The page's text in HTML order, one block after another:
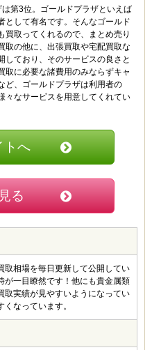
もあったからまとめ売りで買取額
よ。話しやすい店員さんだった
5
ジュエリーを売ってほしいと頼ま
選んだのが当店です。はじめは
軽に利用したんですが、予想以上
したね。母も喜んでいたので満足
りがとうございました。
4.5
として何か売れるものはないか
エリーで、たまたまネットで見
ェントさんでした。初めてだった
たし、新品のモノは特に高かっ
されていた買取実績と変わらな
第3位。ゴールドプラザといえば
として有名です。そんなゴールド
買取ってくれるので、まとめ売り
取の他に、出張買取や宅配買取な
しており、そのサービスの良さと
取に必要な諸費用のみならずキャ
ど、ゴールドプラザは利用者の
々なサービスを用意してくれてい
トへ
る
取相場を毎日更新して公開してい
が一目瞭然です！他にも貴金属類
取実績が見やすいようになってい
なっています。